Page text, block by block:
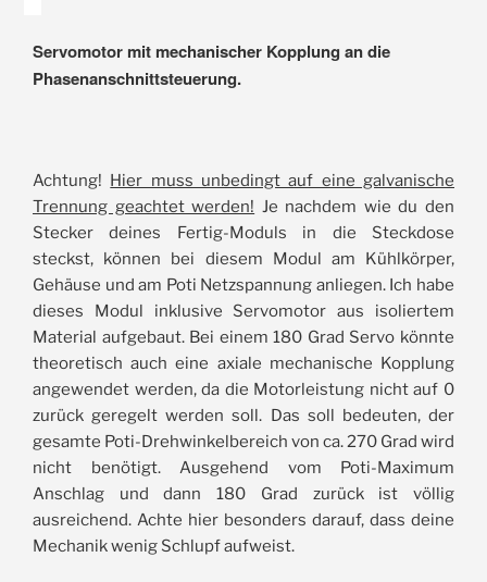
Servomotor mit mechanischer Kopplung an die
Phasenanschnittsteuerung.
Achtung! Hier muss unbedingt auf eine galvanische
Trennung geachtet werden! Je nachdem wie du den
Stecker deines Fertig-Moduls in die Steckdose
steckst, können bei diesem Modul am Kühlkörper,
Gehäuse und am Poti Netzspannung anliegen. Ich habe
dieses Modul inklusive Servomotor aus isoliertem
Material aufgebaut. Bei einem 180 Grad Servo könnte
theoretisch auch eine axiale mechanische Kopplung
angewendet werden, da die Motorleistung nicht auf 0
zurück geregelt werden soll. Das soll bedeuten, der
gesamte Poti-Drehwinkelbereich von ca. 270 Grad wird
nicht benötigt. Ausgehend vom Poti-Maximum
Anschlag und dann 180 Grad zurück ist völlig
ausreichend. Achte hier besonders darauf, dass deine
Mechanik wenig Schlupf aufweist.